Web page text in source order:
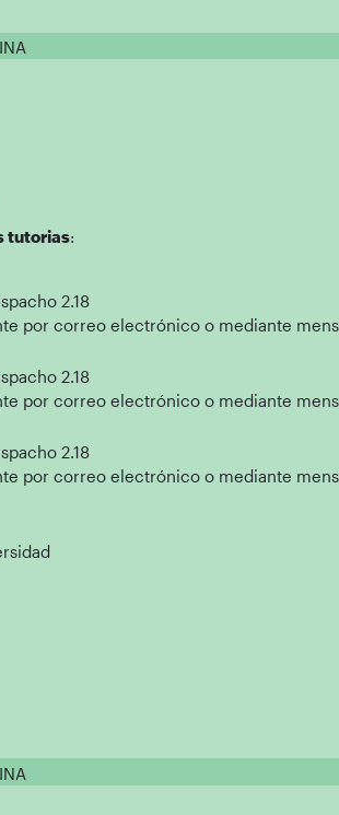
tutorias:
2.18
por correo electrónico o mediante
2.18
por correo electrónico o mediante
2.18
por correo electrónico o mediante